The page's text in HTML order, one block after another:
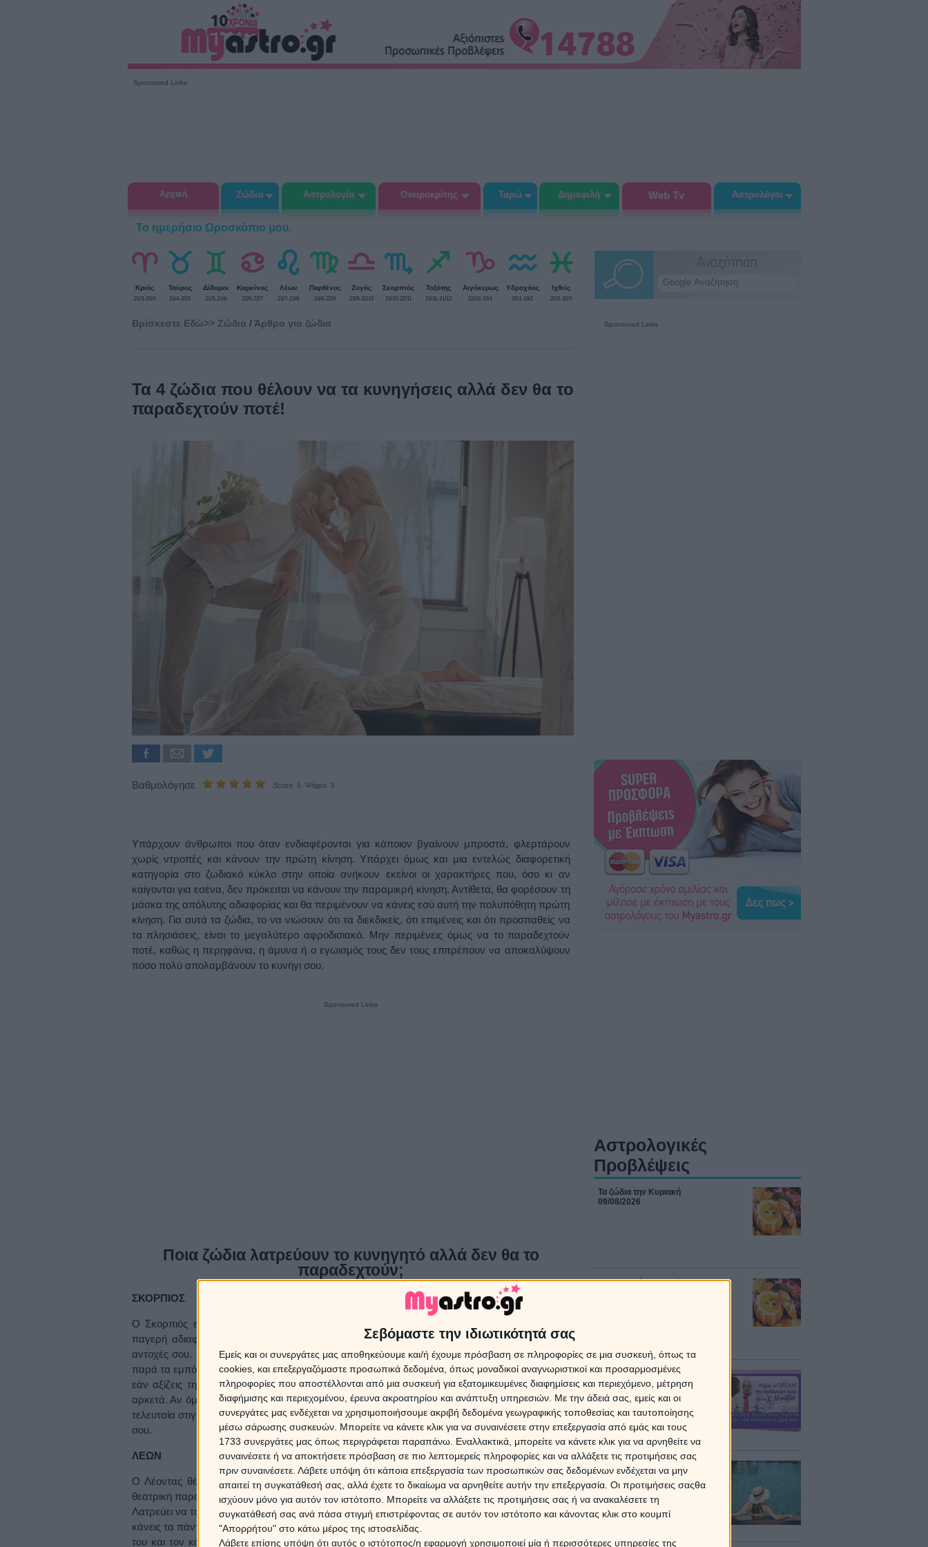
Σεβόμαστε την ιδιωτικότητά σας
Εμείς και οι συνεργάτες μας αποθηκεύουμε και/ή έχουμε πρόσβαση σε πληροφορίες σε μια συσκευή, όπως τα
cookies, και επεξεργαζόμαστε προσωπικά δεδομένα, όπως μοναδικοί αναγνωριστικοί και προσαρμοσμένες
πληροφορίες που αποστέλλονται από μια συσκευή για εξατομικευμένες διαφημίσεις και περιεχόμενο, μέτρηση
διαφήμισης και περιεχομένου, έρευνα ακροατηρίου και ανάπτυξη υπηρεσιών. Με την άδειά σας, εμείς και οι
συνεργάτες μας ενδέχεται να χρησιμοποιήσουμε ακριβή δεδομένα γεωγραφικής τοποθεσίας και ταυτοποίησης
μέσω σάρωσης συσκευών. Μπορείτε να κάνετε κλικ για να συναινέσετε στην επεξεργασία από εμάς και τους
1733 συνεργάτες μας όπως περιγράφεται παραπάνω. Εναλλακτικά, μπορείτε να κάνετε κλικ για να αρνηθείτε να
συναινέσετε ή να αποκτήσετε πρόσβαση σε πιο λεπτομερείς πληροφορίες και να αλλάξετε τις προτιμήσεις σας
πριν συναινέσετε. Λάβετε υπόψη ότι κάποια επεξεργασία των προσωπικών σας δεδομένων ενδέχεται να μην
απαιτεί τη συγκατάθεσή σας, αλλά έχετε το δικαίωμα να αρνηθείτε αυτήν την επεξεργασία. Οι προτιμήσεις σαςθα
ισχύουν μόνο για αυτόν τον ιστότοπο. Μπορείτε να αλλάξετε τις προτιμήσεις σας ή να ανακαλέσετε τη
συγκατάθεσή σας ανά πάσα στιγμή επιστρέφοντας σε αυτόν τον ιστότοπο και κάνοντας κλικ στο κουμπί
"Απορρήτου" στο κάτω μέρος της ιστοσελίδας.
Λάβετε επίσης υπόψη ότι αυτός ο ιστότοπος/η εφαρμογή χρησιμοποιεί μία ή περισσότερες υπηρεσίες της
Sponsored Links
Αρχική Ζώδια Αστρολογία Ονειροκρίτης Ταρώ Δημοφιλή Web Tv Αστρολόγοι
Το ημερήσιο Ωροσκόπιο μου.
Κριός
21/3-20/4
Ταύρος
21/4-20/5
Δίδυμοι
21/5-21/6
Καρκίνος
22/6-22/7
Λέων
23/7-23/8
Παρθένος
24/8-22/9
Ζυγός
23/9-22/10
Σκορπιός
23/10-22/11
Τοξότης
23/11-21/12
Αιγόκερως
22/12-19/1
Υδροχόος
20/1-19/2
Ιχθείς
20/2-20/3
Βρίσκεστε Eδώ>> Ζώδια /Άρθρα για ζώδια
Τα 4 ζώδια που θέλουν να τα κυνηγήσεις αλλά δεν θα το
παραδεχτούν ποτέ!
Βαθμολόγησε Score: 5 Ψήφοι: 3
Υπάρχουν άνθρωποι που όταν ενδιαφέρονται για κάποιον βγαίνουν μπροστά, φλερτάρουν
χωρίς ντροπές και κάνουν την πρώτη κίνηση. Υπάρχει όμως και μια εντελώς διαφορετική
κατηγορία στο ζωδιακό κύκλο στην οποία ανήκουν εκείνοι οι χαρακτήρες που, όσο κι αν
καίγονται για εσένα, δεν πρόκειται να κάνουν την παραμικρή κίνηση. Αντίθετα, θα φορέσουν τη
μάσκα της απόλυτης αδιαφορίας και θα περιμένουν να κάνεις εσύ αυτή την πολυπόθητη πρώτη
κίνηση. Για αυτά τα ζώδια, το να νιώσουν ότι τα διεκδικείς, ότι επιμένεις και ότι προσπαθείς να
τα πλησιάσεις, είναι το μεγαλύτερο αφροδισιακό. Μην περιμένεις όμως να το παραδεχτούν
ποτέ, καθώς η περηφάνια, η άμυνα ή ο εγωισμός τους δεν τους επιτρέπουν να αποκαλύψουν
πόσο πολύ απολαμβάνουν το κυνήγι σου.
Sponsored Links
Ποια ζώδια λατρεύουν το κυνηγητό αλλά δεν θα το
παραδεχτούν;
ΣΚΟΡΠΙΟΣ
Ο Σκορπιός είναι ο απόλυτος λάτρης αυτής της στρατηγικής. Στην αρχή θα σου δείξει μια
παγερή αδιαφορία, κοιτάζοντάς σε σχεδόν υποτιμητικά, μόνο και μόνο για να τσεκάρει τις
αντοχές σου. Θέλει να δει αν έχεις το θάρρος, το πάθος και την επιμονή να τον διεκδικήσεις,
παρά τα εμπόδια που σου βάζει. Για τον Σκορπιό, το κυνήγι είναι ένας τρόπος για να καταλάβει
εάν αξίζεις την εμπιστοσύνη του και αν τα παρατήσεις εύκολα, σημαίνει ότι δεν τον ήθελες
αρκετά. Αν όμως επιμείνεις, να ξέρεις πως θα συνεχίσει να παριστάνει τον απρόσιτο μέχρι την
τελευταία στιγμή που θα σου παραδοθεί εφόσον πρώτα έχει δει πως έχει την απόλυτη προσοχή
σου.
ΛΕΩΝ
Ο Λέοντας θέλει να νιώθει το επίκεντρο της προσοχής. Για εκείνον το φλερτ είναι σαν μια
θεατρική παράσταση όπου εκείνος κρατάει τον ρόλο του βασιλιά και εσύ αυτόν του θαυμαστή.
Λατρεύει να τον κυνηγάς, να του στέλνεις μηνύματα, να οργανώνεις εσύ τις συναντήσεις και να
κάνεις τα πάντα για να του αποσπάσεις ένα χαμόγελο. Όλη αυτή η διαδικασία εξυψώνει το εγώ
του και τον κάνει να νιώθει ακαταμάχητος. Αν τον ρωτήσεις, φυσικά και θα σου πει ότι είναι
Sponsored Links
Αστρολογικές
Προβλέψεις
Τα ζώδια την Κυριακή
09/08/2026
Εβδομαδιαίες προβλέψεις -
ΔΩΡΕΑΝ πρόβλεψη από τον
Χρίστο Ντούβλη για την
έκλειψη Ηλίου στον Λέοντα!
16 Ιουλίου 2026 / 14:00
Ο Ερμής σε αντίθεση με τον
Πλούτωνα: Πως θα
επηρεάσει το ζώδιό σου;